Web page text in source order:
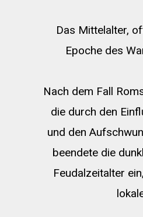
Das Mittelalter,
Epoche des
Nach dem Fall
die durch den
und den
beendete die
Feudalzeitalter